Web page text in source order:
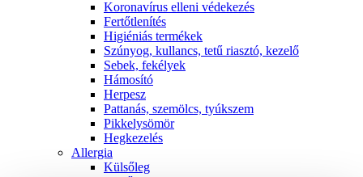
Koronavírus elleni védekezés
Fertőtlenítés
Higiéniás termékek
Szúnyog, kullancs, tetű riasztó, kezelő
Sebek, fekélyek
Hámosító
Herpesz
Pattanás, szemölcs, tyúkszem
Pikkelysömör
Hegkezelés
Allergia
Külsőleg